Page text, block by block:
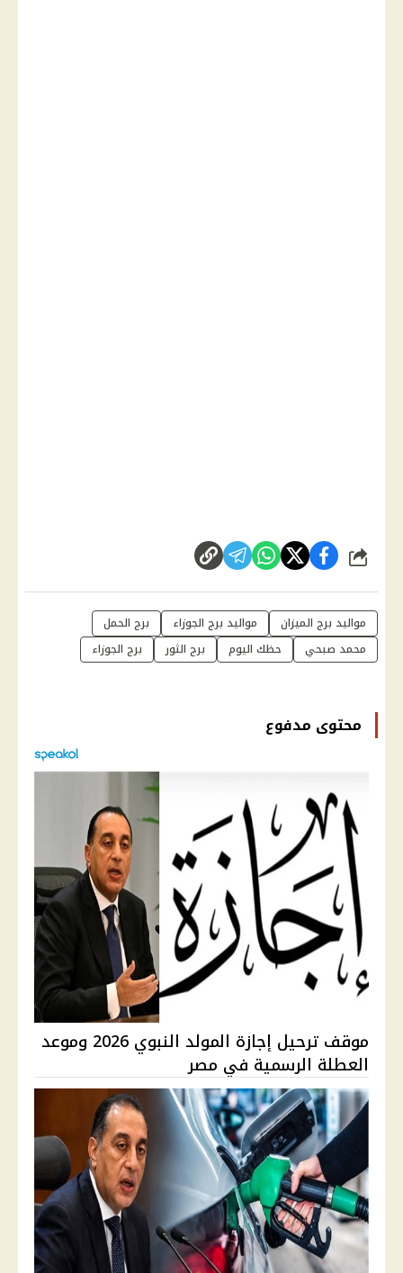
شارك
مواليد برج الميزان مواليد برج الجوزاء
برج الحمل
محمد صبحي
حظك اليوم برج الثور برج الجوزاء
محتوى مدفوع
موقف ترحيل إجازة المولد النبوي 2026 وموعد
العطلة الرسمية في مصر